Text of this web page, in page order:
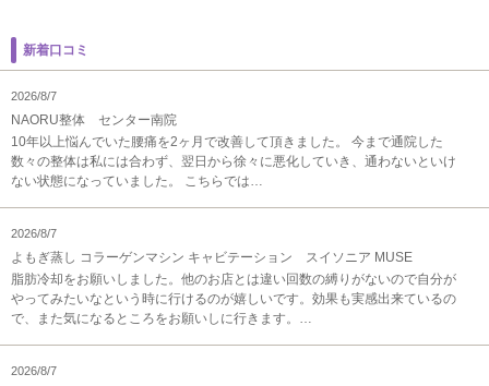
新着口コミ
2026/8/7
NAORU整体 センター南院
10年以上悩んでいた腰痛を2ヶ月で改善して頂きました。 今まで通院した
数々の整体は私には合わず、翌日から徐々に悪化していき、通わないといけ
ない状態になっていました。 こちらでは…
2026/8/7
よもぎ蒸し コラーゲンマシン キャビテーション スイソニア MUSE
脂肪冷却をお願いしました。他のお店とは違い回数の縛りがないので自分が
やってみたいなという時に行けるのが嬉しいです。効果も実感出来ているの
で、また気になるところをお願いしに行きます。…
2026/8/7